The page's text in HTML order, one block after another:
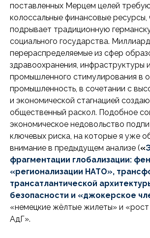
поставленных Мерцем целей
колоссальные финансовые ресурсы,
подрывает традиционную
социального государства.
перераспределяемые из сфер
здравоохранения, инфраструктуры и
промышленного стимулирования в
промышленность, в сочетании с
и экономической стагнацией
общественный раскол. Подобное
экономическое недовольство
ключевых риска, на которые я уже
внимание в предыдущем анализе («
фрагментации глобализации:
«регионализации НАТО»,
трансатлантической
безопасности и «джокерское
«немецкие жёлтые жилеты» и
АдГ».